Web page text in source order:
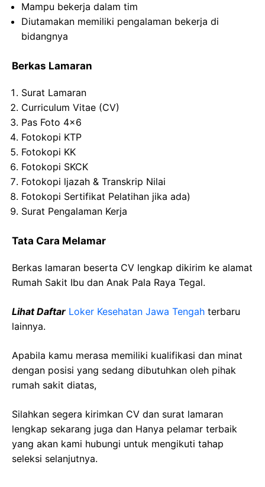
Mampu bekerja dalam tim
Diutamakan memiliki pengalaman bekerja di
bidangnya
Berkas Lamaran
Surat Lamaran
Curriculum Vitae (CV)
Pas Foto 4×6
Fotokopi KTP
Fotokopi KK
Fotokopi SKCK
Fotokopi ljazah & Transkrip Nilai
Fotokopi Sertifikat Pelatihan jika ada)
Surat Pengalaman Kerja
Tata Cara Melamar
Berkas lamaran beserta CV lengkap dikirim ke alamat
Rumah Sakit Ibu dan Anak Pala Raya Tegal.
Lihat Daftar Loker Kesehatan Jawa Tengah terbaru
lainnya.
Apabila kamu merasa memiliki kualifikasi dan minat
dengan posisi yang sedang dibutuhkan oleh pihak
rumah sakit diatas,
Silahkan segera kirimkan CV dan surat lamaran
lengkap sekarang juga dan Hanya pelamar terbaik
yang akan kami hubungi untuk mengikuti tahap
seleksi selanjutnya.